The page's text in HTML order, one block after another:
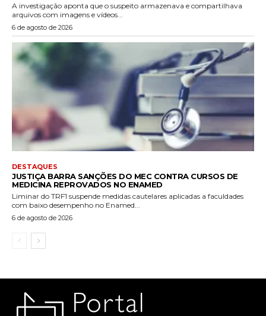
A investigação aponta que o suspeito armazenava e compartilhava
arquivos com imagens e vídeos...
6 de agosto de 2026
DESTAQUES
JUSTIÇA BARRA SANÇÕES DO MEC CONTRA CURSOS DE
MEDICINA REPROVADOS NO ENAMED
Liminar do TRF1 suspende medidas cautelares aplicadas a faculdades
com baixo desempenho no Enamed...
6 de agosto de 2026